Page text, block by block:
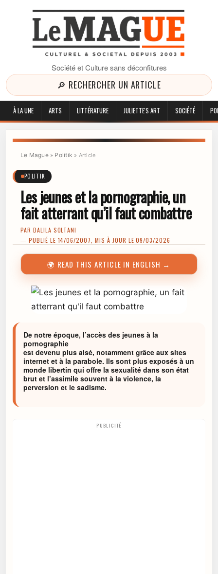
Société et Culture sans déconfitures
🔎 RECHERCHER UN ARTICLE
À LA UNE ARTS LITTÉRATURE JULIETTE'S ART SOCIÉTÉ
Le Mague» Politik » Article
POLITIK
Les jeunes et la pornographie, un
fait atterrant qu’il faut combattre
PAR DALILA SOLTANI
— PUBLIÉ LE 14/06/2007, MIS À JOUR LE 09/03/2026
🌍 READ THIS ARTICLE IN ENGLISH →
De notre époque, l’accès des jeunes à la
pornographie
est devenu plus aisé, notamment grâce aux sites
internet et à la parabole. Ils sont plus exposés à un
monde libertin qui offre la sexualité dans son état
brut et l’assimile souvent à la violence, la
perversion et le sadisme.
PUBLICITÉ